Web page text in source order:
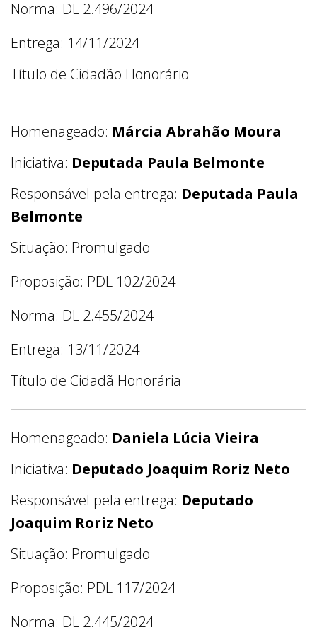
Norma: DL 2.496/2024
Entrega: 14/11/2024
Título de Cidadão Honorário
Homenageado: Márcia Abrahão Moura
Iniciativa: Deputada Paula Belmonte
Responsável pela entrega: Deputada Paula
Belmonte
Situação: Promulgado
Proposição: PDL 102/2024
Norma: DL 2.455/2024
Entrega: 13/11/2024
Título de Cidadã Honorária
Homenageado: Daniela Lúcia Vieira
Iniciativa: Deputado Joaquim Roriz Neto
Responsável pela entrega: Deputado
Joaquim Roriz Neto
Situação: Promulgado
Proposição: PDL 117/2024
Norma: DL 2.445/2024